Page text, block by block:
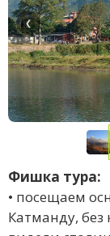
❮
Фишка тура:
‌• посещаем
Катманду, без